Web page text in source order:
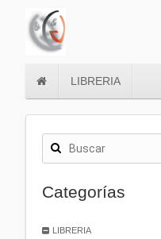
LIBRERIA
Categorías
LIBRERIA